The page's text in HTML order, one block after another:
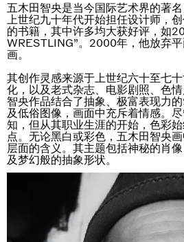
五木田智央是当今国际艺术界的著
上世纪九十年代开始担任设计师，
的书籍，其中许多均大获好评，如
WRESTLING”。2000年，他放弃
画。
其创作灵感来源于上世纪六十至七
化，以及老式杂志、电影剧照、色
智央作品结合了抽象、极富表现力
及低俗图像，画面中充斥着情感。
知，但从其职业生涯的开始，色彩
点。无论黑白或彩色，五木田智央
层面的含义。其主题包括神秘的肖
及梦幻般的抽象形状。